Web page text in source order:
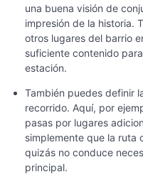
una buena visión de
impresión de la historia.
otros lugares del barrio
suficiente contenido
estación.
También puedes definir
recorrido. Aquí, por
pasas por lugares
simplemente que la ruta
quizás no conduce
principal.